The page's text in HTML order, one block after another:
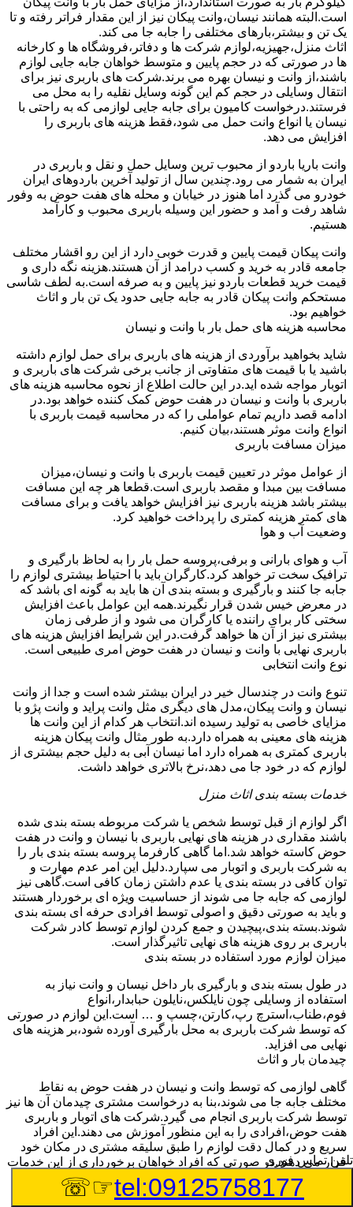
است.البته همانند نیسان،وانت پیکان نیز از این مقدار فراتر رفته و تا
یک تن و بیشتر،بارهای مختلفی را جابه جا می کند.
اثاث منزل،جهیزیه،لوازم شرکت ها و دفاتر،فروشگاه ها و کارخانه
ها در صورتی که در حجم پایین و متوسط خواهان جابه جایی لوازم
باشند،از وانت و نیسان بهره می برند.شرکت های باربری نیز برای
انتقال وسایلی در حجم کم این گونه وسایل نقلیه را به محل می
فرستند.درخواست کامیون برای جابه جایی لوازمی که به راحتی با
نیسان یا انواع وانت حمل می شود،فقط هزینه های باربری را
افزایش می دهد.
وانت باریا باردو از محبوب ترین وسایل حمل و نقل و باربری در
ایران به شمار می رود.چندین سال از تولید آخرین باردوهای ایران
خودرو می گذرد اما هنوز در خیابان و محله های هفت حوض به وفور
شاهد رفت و آمد و حضور این وسیله باربری محبوب و کارآمد
هستیم.
وانت پیکان قیمت پایین و قدرت خوبی دارد از این رو اقشار مختلف
جامعه قادر به خرید و کسب درامد از آن هستند.هزینه نگه داری و
قیمت خرید قطعات باردو نیز پایین و به صرفه است.به لطف شاسی
مستحکم وانت پیکان قادر به جابه جایی حدود یک تن بار و اثاث
خواهیم بود.
محاسبه هزینه های حمل بار با وانت و نیسان
شاید بخواهید برآوردی از هزینه های باربری برای حمل لوازم داشته
باشید یا با قیمت های متفاوتی از جانب برخی شرکت های باربری و
اتوبار مواجه شده اید.در این حالت اطلاع از نحوه محاسبه هزینه های
باربری با وانت و نیسان در هفت حوض کمک کننده خواهد بود.در
ادامه قصد داریم تمام عواملی را که در محاسبه قیمت باربری با
انواع وانت موثر هستند،بیان کنیم.
میزان مسافت باربری
از عوامل موثر در تعیین قیمت باربری با وانت و نیسان،میزان
مسافت بین مبدا و مقصد باربری است.قطعا هر چه این مسافت
بیشتر باشد هزینه باربری نیز افزایش خواهد یافت و برای مسافت
های کمتر هزینه کمتری را پرداخت خواهید کرد.
وضعیت آب و هوا
آب و هوای بارانی و برفی،پروسه حمل بار را به لحاظ بارگیری و
ترافیک سخت تر خواهد کرد.کارگران باید با احتیاط بیشتری لوازم را
جابه جا کنند و بارگیری و بسته بندی آن ها باید به گونه ای باشد که
در معرض خیس شدن قرار نگیرند.همه این عوامل باعث افزایش
سختی کار برای راننده یا کارگران می شود و از طرفی زمان
بیشتری نیز از آن ها خواهد گرفت.در این شرایط افزایش هزینه های
باربری نهایی با وانت و نیسان در هفت حوض امری طبیعی است.
نوع وانت انتخابی
تنوع وانت در چندسال خیر در ایران بیشتر شده است و جدا از وانت
نیسان و وانت پیکان،مدل های دیگری مثل وانت پراید و وانت پژو با
مزایای خاصی به تولید رسیده اند.انتخاب هر کدام از این وانت ها
هزینه های معینی به همراه دارد.به طور مثال وانت پیکان هزینه
باربری کمتری به همراه دارد اما نیسان آبی به دلیل حجم بیشتری از
لوازم که در خود جا می دهد،نرخ بالاتری خواهد داشت.
خدمات بسته بندی اثاث منزل
اگر لوازم از قبل توسط شخص یا شرکت مربوطه بسته بندی شده
باشند مقداری در هزینه های نهایی باربری با نیسان و وانت در هفت
حوض کاسته خواهد شد.اما گاهی کارفرما پروسه بسته بندی بار را
به شرکت باربری و اتوبار می سپارد.دلیل این امر عدم مهارت و
توان کافی در بسته بندی یا عدم داشتن زمان کافی است.گاهی نیز
لوازمی که جابه جا می شوند از حساسیت ویژه ای برخوردار هستند
و باید به صورتی دقیق و اصولی توسط افرادی حرفه ای بسته بندی
شوند.بسته بندی،پیچیدن و جمع کردن لوازم توسط کادر شرکت
باربری بر روی هزینه های نهایی تاثیرگذار است.
میزان لوازم مورد استفاده در بسته بندی
در طول بسته بندی و بارگیری بار داخل نیسان و وانت نیاز به
استفاده از وسایلی چون نایلکس،نایلون حبابدار،انواع
فوم،طناب،استرچ رپ،کارتن،چسپ و … است.این لوازم در صورتی
که توسط شرکت باربری به محل بارگیری آورده شود،بر هزینه های
نهایی می افزاید.
چیدمان بار و اثاث
گاهی لوازمی که توسط وانت و نیسان در هفت حوض به نقاط
مختلف جابه جا می شوند،بنا به درخواست مشتری چیدمان آن ها نیز
توسط شرکت باربری انجام می گیرد.شرکت های اتوبار و باربری
هفت حوض،افرادی را به این منظور آموزش می دهند.این افراد
سریع و در کمال دقت لوازم را طبق سلیقه مشتری در مکان خود
قرار می دهند.در صورتی که افراد خواهان برخورداری از این خدمات
باشند،باید هزینه های باربری بیشتری پرداخت کنند.
تعداد کارگران درخواستی
تلفن تماس فوری
tel:09125758177
☞☏